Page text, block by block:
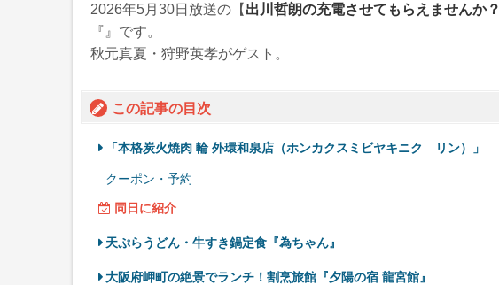
2026年5月30日 放送の【 出川哲朗の充電させてもらえませんか？
『 』です。
秋元真夏・狩野英孝がゲスト。
この記事の目次
「本格炭火焼肉 輪 外環和泉店（ホンカクスミビヤキニク リン）」
クーポン・予約
同日に紹介
天ぷらうどん・牛すき鍋定食『為ちゃん』
大阪府岬町の絶景でランチ！割烹旅館『夕陽の宿 龍宮館』